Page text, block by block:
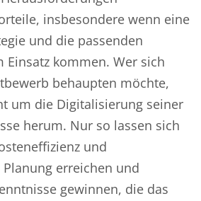
insbesondere wenn eine
und die passenden
Einsatz kommen. Wer sich
behaupten möchte,
um die Digitalisierung seiner
herum. Nur so lassen sich
und
erreichen und
gewinnen, die das